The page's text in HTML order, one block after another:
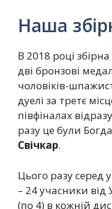
Наша
В 2018 році
дві бронзові
чоловіків-
дуелі за третє
півфіналах
разу це були
Свічкар.
Цього разу серед
– 24 учасники
(по 4) в кожній